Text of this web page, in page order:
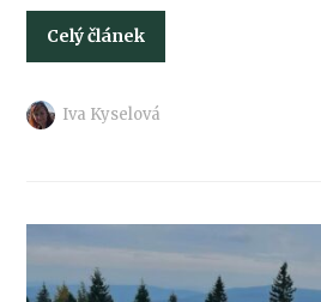
Celý článek
Iva Kyselová